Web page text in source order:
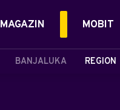
BANJALUKA REGION
MAGAZIN MOBIT